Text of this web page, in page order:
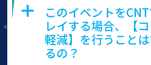
a
このイベントを
レイする場合、【
軽減】を行うこと
るの？